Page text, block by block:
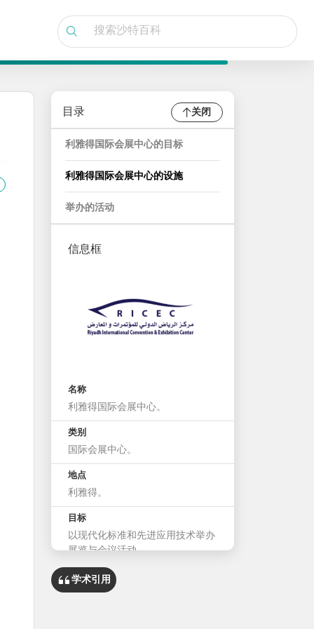
目录 关闭
利雅得国际会展中心的目标
利雅得国际会展中心的设施
举办的活动
信息框
名称
利雅得国际会展中心。
类别
国际会展中心。
地点
利雅得。
目标
以现代化标准和先进应用技术举办
展览与会议活动。
中心设施
会议大厅。
学术引用